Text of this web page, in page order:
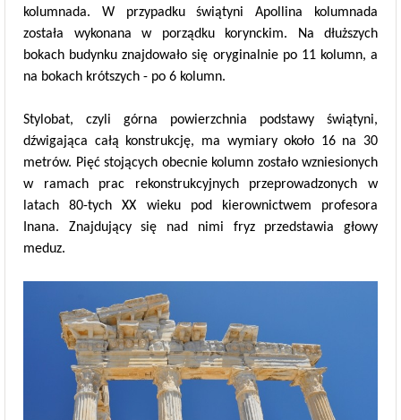
kolumnada. W przypadku świątyni Apollina kolumnada
została wykonana w porządku korynckim. Na dłuższych
bokach budynku znajdowało się oryginalnie po 11 kolumn, a
na bokach krótszych - po 6 kolumn.
Stylobat, czyli górna powierzchnia podstawy świątyni,
dźwigająca całą konstrukcję, ma wymiary około 16 na 30
metrów. Pięć stojących obecnie kolumn zostało wzniesionych
w ramach prac rekonstrukcyjnych przeprowadzonych w
latach 80-tych XX wieku pod kierownictwem profesora
Inana. Znajdujący się nad nimi fryz przedstawia głowy
meduz.